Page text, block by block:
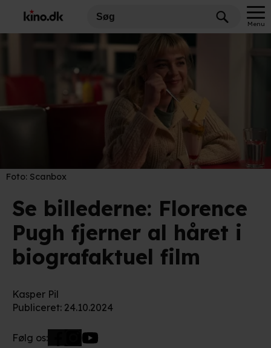
Menu
Foto: Scanbox
Se billederne: Florence
Pugh fjerner al håret i
biografaktuel film
Kasper Pil
Publiceret: 24.10.2024
Følg os: